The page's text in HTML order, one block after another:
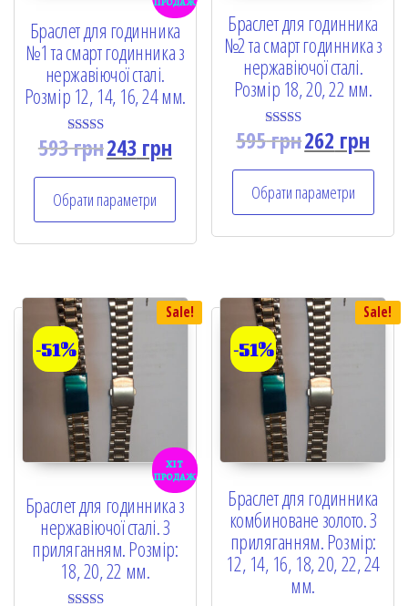
Браслет для годинника
№1 та смарт годинника з
нержавіючої сталі.
Розмір 12, 14, 16, 24 мм.
Rated
5.00
593грн243грн
Обрати параметри
Браслет для годинника
№2 та смарт годинника з
нержавіючої сталі.
Розмір 18, 20, 22 мм.
Rated
5.00
595грн262 грн
Обрати параметри
Sale!
-51%
хіт
продаж
Браслет для годинника з
нержавіючої сталі. З
приляганням. Розмір:
18, 20, 22 мм.
Sale!
-51%
Браслет для годинника
комбиноване золото. З
приляганням. Розмір:
12, 14, 16, 18, 20, 22, 24
мм.